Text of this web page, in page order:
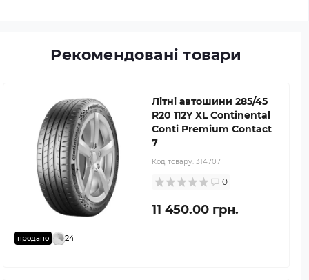
Рекомендовані товари
продано 24
Літні автошини 285/45
R20 112Y XL Continental
Conti Premium Contact
7
Код товару: 314707
0
11 450.00 грн.